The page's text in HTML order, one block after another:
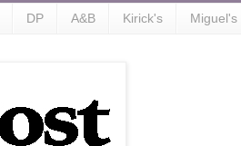
DP A&B Kirick's Miguel's